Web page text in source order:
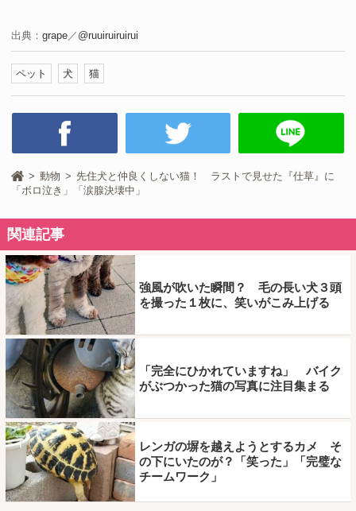
出典： grape ／ @ruuiruiruirui
ペット 犬 猫
動物
先住犬と仲良くしない猫！ ラストで見せた『仕草』に
「ボロ泣き」「涙腺決壊中」
関連記事
強風が吹いた瞬間？ 毛の長い犬３頭
を撮った１枚に、笑いがこみ上げる
「完全にひかれていますね」 バイク
がぶつかった猫の写真に注目集まる
レンガの塀を越えようとするカメ そ
の下にいたのが？「笑った」「完璧な
チームワーク」